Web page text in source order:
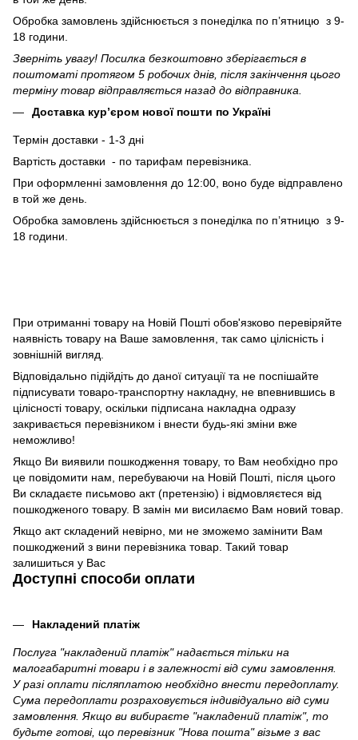
Обробка замовлень здійснюється з понеділка по п’ятницю з 9-
18 години.
Зверніть увагу! Посилка безкоштовно зберігається в
поштоматі протягом 5 робочих днів, після закінчення цього
терміну товар відправляється назад до відправника.
Доставка кур’єром нової пошти по Україні
Термін доставки - 1-3 дні
Вартість доставки - по тарифам перевізника.
При оформленні замовлення до 12:00, воно буде відправлено
в той же день.
Обробка замовлень здійснюється з понеділка по п’ятницю з 9-
18 години.
При отриманні товару на Новій Пошті обов'язково перевіряйте
наявність товару на Ваше замовлення, так само цілісність і
зовнішній вигляд.
Відповідально підійдіть до даної ситуації та не поспішайте
підписувати товаро-транспортну накладну, не впевнившись в
цілісності товару, оскільки підписана накладна одразу
закривається перевізником і внести будь-які зміни вже
неможливо!
Якщо Ви виявили пошкодження товару, то Вам необхідно про
це повідомити нам, перебуваючи на Новій Пошті, після цього
Ви складаєте письмово акт (претензію) і відмовляєтеся від
пошкодженого товару. В замін ми висилаємо Вам новий товар.
Якщо акт складений невірно, ми не зможемо замінити Вам
пошкоджений з вини перевізника товар. Такий товар
залишиться у Вас
Доступні способи оплати
Накладений платіж
Послуга "накладений платіж" надається тільки на
малогабаритні товари і в залежності від суми замовлення.
У разі оплати післяплатою необхідно внести передоплату.
Сума передоплати розраховується індивідуально від суми
замовлення. Якщо ви вибираєте "накладений платіж", то
будьте готові, що перевізник "Нова пошта" візьме з вас